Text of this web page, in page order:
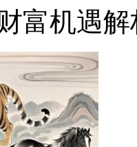
富机遇解